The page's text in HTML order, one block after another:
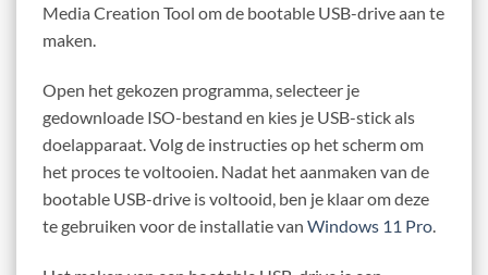
Media Creation Tool om de bootable USB-drive aan te
maken.
Open het gekozen programma, selecteer je
gedownloade ISO-bestand en kies je USB-stick als
doelapparaat. Volg de instructies op het scherm om
het proces te voltooien. Nadat het aanmaken van de
bootable USB-drive is voltooid, ben je klaar om deze
te gebruiken voor de installatie van Windows 11 Pro